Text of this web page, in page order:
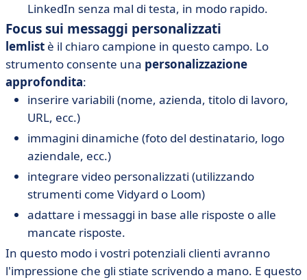
LinkedIn senza mal di testa, in modo rapido.
Focus sui messaggi personalizzati
lemlist è il chiaro campione in questo campo. Lo
strumento consente una personalizzazione
approfondita:
inserire variabili (nome, azienda, titolo di lavoro,
URL, ecc.)
immagini dinamiche (foto del destinatario, logo
aziendale, ecc.)
integrare video personalizzati (utilizzando
strumenti come Vidyard o Loom)
adattare i messaggi in base alle risposte o alle
mancate risposte.
In questo modo i vostri potenziali clienti avranno
l'impressione che gli stiate scrivendo a mano. E questo